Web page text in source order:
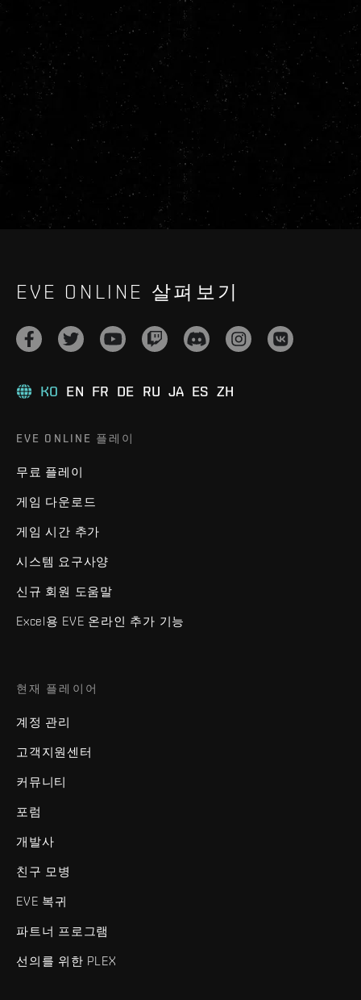
EVE ONLINE 살펴보기
KO EN FR DE RU JA ES ZH
EVE ONLINE 플레이
무료 플레이
게임 다운로드
게임 시간 추가
시스템 요구사양
신규 회원 도움말
Excel용 EVE 온라인 추가 기능
현재 플레이어
계정 관리
고객지원센터
커뮤니티
포럼
개발사
친구 모병
EVE 복귀
파트너 프로그램
선의를 위한 PLEX